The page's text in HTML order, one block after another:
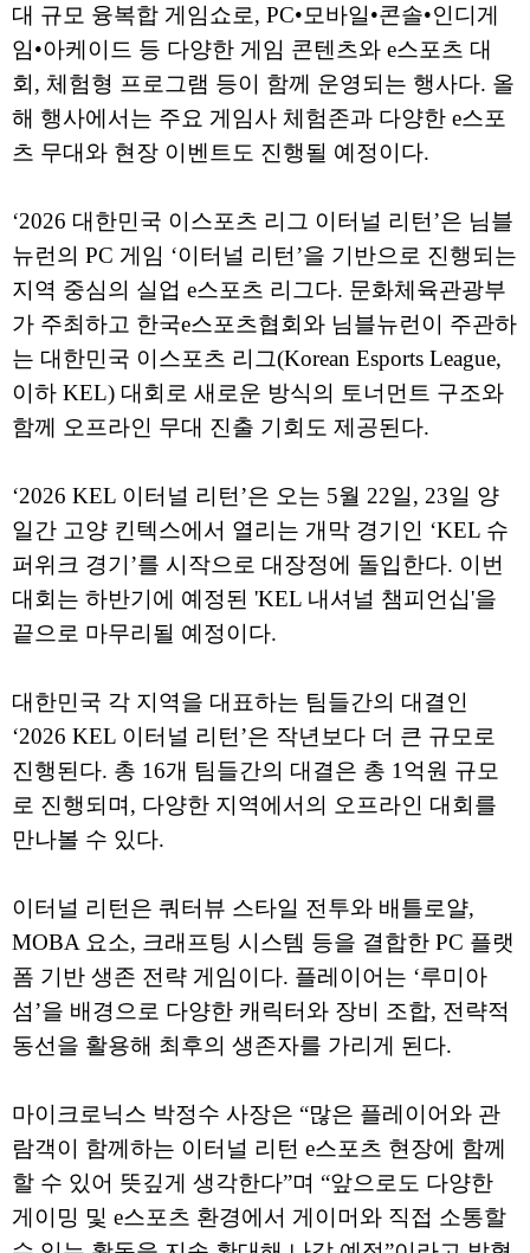
대 규모 융복합 게임쇼로, PC•모바일•콘솔•인디게
임•아케이드 등 다양한 게임 콘텐츠와 e스포츠 대
회, 체험형 프로그램 등이 함께 운영되는 행사다. 올
해 행사에서는 주요 게임사 체험존과 다양한 e스포
츠 무대와 현장 이벤트도 진행될 예정이다.
‘2026 대한민국 이스포츠 리그 이터널 리턴’은 님블
뉴런의 PC 게임 ‘이터널 리턴’을 기반으로 진행되는
지역 중심의 실업 e스포츠 리그다. 문화체육관광부
가 주최하고 한국e스포츠협회와 님블뉴런이 주관하
는 대한민국 이스포츠 리그(Korean Esports League,
이하 KEL) 대회로 새로운 방식의 토너먼트 구조와
함께 오프라인 무대 진출 기회도 제공된다.
‘2026 KEL 이터널 리턴’은 오는 5월 22일, 23일 양
일간 고양 킨텍스에서 열리는 개막 경기인 ‘KEL 슈
퍼위크 경기’를 시작으로 대장정에 돌입한다. 이번
대회는 하반기에 예정된 'KEL 내셔널 챔피언십'을
끝으로 마무리될 예정이다.
대한민국 각 지역을 대표하는 팀들간의 대결인
‘2026 KEL 이터널 리턴’은 작년보다 더 큰 규모로
진행된다. 총 16개 팀들간의 대결은 총 1억원 규모
로 진행되며, 다양한 지역에서의 오프라인 대회를
만나볼 수 있다.
이터널 리턴은 쿼터뷰 스타일 전투와 배틀로얄,
MOBA 요소, 크래프팅 시스템 등을 결합한 PC 플랫
폼 기반 생존 전략 게임이다. 플레이어는 ‘루미아
섬’을 배경으로 다양한 캐릭터와 장비 조합, 전략적
동선을 활용해 최후의 생존자를 가리게 된다.
마이크로닉스 박정수 사장은 “많은 플레이어와 관
람객이 함께하는 이터널 리턴 e스포츠 현장에 함께
할 수 있어 뜻깊게 생각한다”며 “앞으로도 다양한
게이밍 및 e스포츠 환경에서 게이머와 직접 소통할